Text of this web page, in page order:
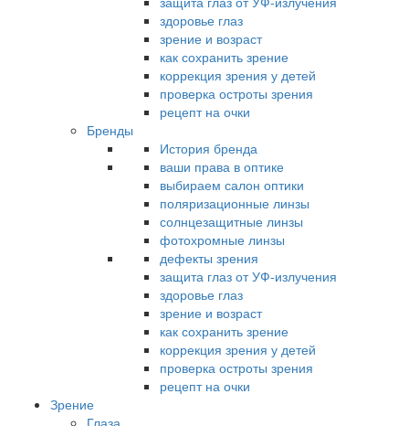
здоровье глаз
зрение и возраст
как сохранить зрение
коррекция зрения у детей
проверка остроты зрения
рецепт на очки
Бренды
История бренда
ваши права в оптике
выбираем салон оптики
поляризационные линзы
солнцезащитные линзы
фотохромные линзы
дефекты зрения
защита глаз от УФ-излучения
здоровье глаз
зрение и возраст
как сохранить зрение
коррекция зрения у детей
проверка остроты зрения
рецепт на очки
Зрение